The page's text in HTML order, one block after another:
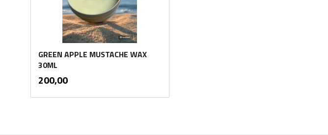
GREEN APPLE MUSTACHE WAX
30ML
Pris
200,00mva.